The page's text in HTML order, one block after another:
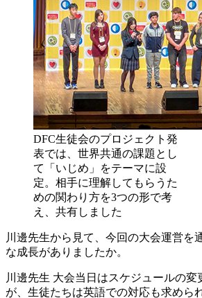
DFC生徒会のプロジェクト発
表では、世界共通の課題とし
て「いじめ」をテーマに設
定。相手に理解してもらうた
めの関わり方を3つの形で考
え、共有しました
川邊先生から見て、今回の大会運営を
な成長がありましたか。
川邊先生 大会当日はスケジュールの変
が、生徒たちは英語での対応も求めら